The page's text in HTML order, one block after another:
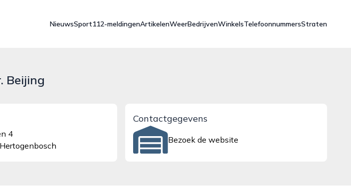
NieuwsSport112-meldingenArtikelenWeerBedrijvenWinkelsTelefoonnummersStraten
Beijing
4
Contactgegevens
Bezoek de website